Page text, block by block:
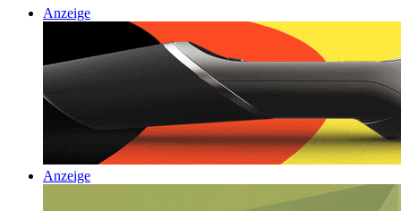
Anzeige
Anzeige